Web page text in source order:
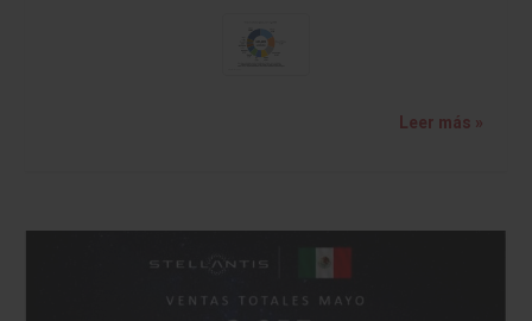
Leer más »